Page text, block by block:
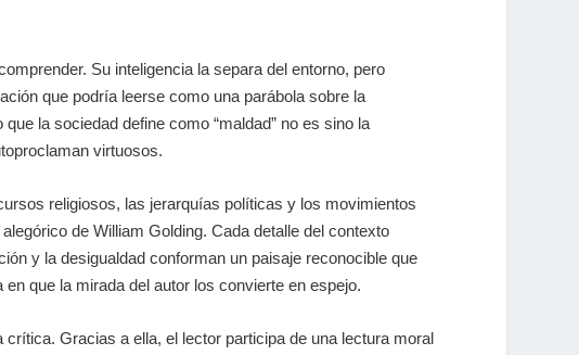
Su inteligencia la separa del entorno, pero
que podría leerse como una parábola sobre la
la sociedad define como “maldad” no es sino la
virtuosos.
religiosos, las jerarquías políticas y los movimientos
de William Golding. Cada detalle del contexto
y la desigualdad conforman un paisaje reconocible que
que la mirada del autor los convierte en espejo.
Gracias a ella, el lector participa de una lectura moral